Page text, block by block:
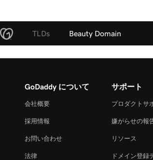
TLDs Beauty Domain
GoDaddy について
会社概要
採用情報
お問い合わせ
法律
サポート
プロダクトサ
嫌がらせの報
リソース
ドメイン登録